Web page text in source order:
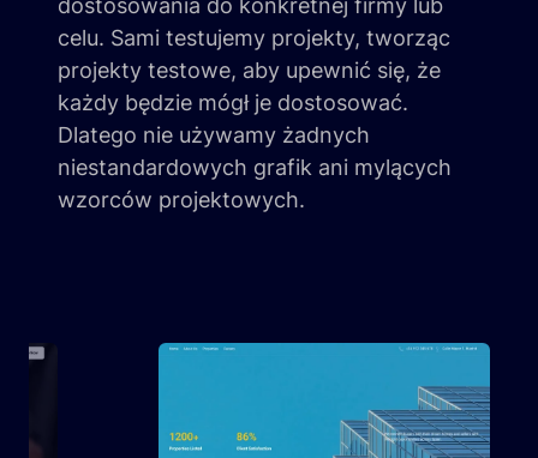
dostosowania do konkretnej firmy lub
celu. Sami testujemy projekty, tworząc
projekty testowe, aby upewnić się, że
każdy będzie mógł je dostosować.
Dlatego nie używamy żadnych
niestandardowych grafik ani mylących
wzorców projektowych.